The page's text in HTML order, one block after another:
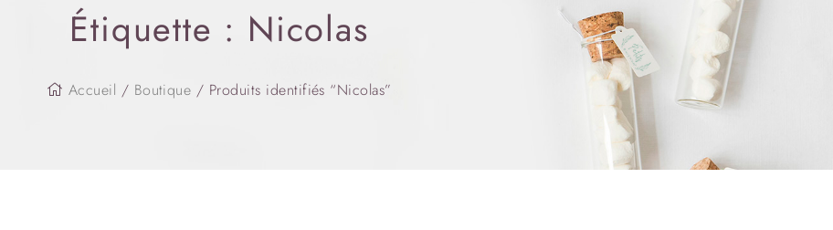
Étiquette : Nicolas
Accueil / Boutique / Produits identifiés “Nicolas”